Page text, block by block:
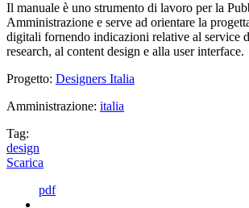
Il manuale è uno strumento di lavoro per la
Amministrazione e serve ad orientare la
digitali fornendo indicazioni relative al service
research, al content design e alla user interface.
Progetto: Designers Italia
Amministrazione: italia
Tag:
design
Scarica
pdf